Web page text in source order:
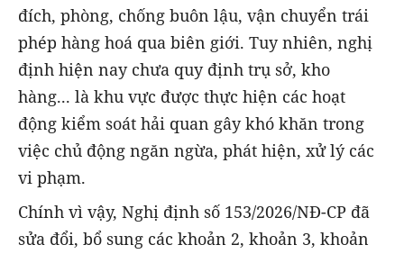
đích, phòng, chống buôn lậu, vận chuyển trái
phép hàng hoá qua biên giới. Tuy nhiên, nghị
định hiện nay chưa quy định trụ sở, kho
hàng... là khu vực được thực hiện các hoạt
động kiểm soát hải quan gây khó khăn trong
việc chủ động ngăn ngừa, phát hiện, xử lý các
vi phạm.
Chính vì vậy, Nghị định số 153/2026/NĐ-CP đã
sửa đổi, bổ sung các khoản 2, khoản 3, khoản